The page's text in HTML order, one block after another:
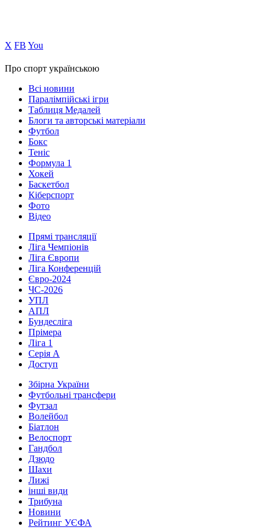
Х FB You
Про спорт українською
Всі новини
Паралімпійські ігри
Таблиця Медалей
Блоги та авторські матеріали
Футбол
Бокс
Теніс
Формула 1
Хокей
Баскетбол
Кіберспорт
Фото
Відео
Прямі трансляції
Ліга Чемпіонів
Ліга Європи
Ліга Конференцій
Євро-2024
ЧС-2026
УПЛ
АПЛ
Бундесліга
Прімера
Ліга 1
Серія А
Доступ
Збірна України
Футбольні трансфери
Футзал
Волейбол
Біатлон
Велоспорт
Гандбол
Дзюдо
Шахи
Лижі
інші види
Трибуна
Новини
Рейтинг УЄФА